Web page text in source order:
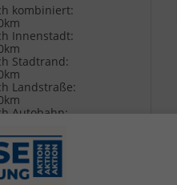
kombiniert:
Innenstadt:
Stadtrand:
Landstraße:
Autobahn:
120,00 g/km
D
bei 15.000 km pro
€